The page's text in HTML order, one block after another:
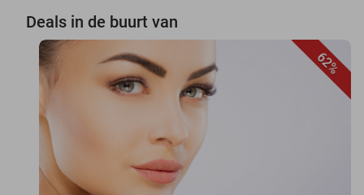
Deals in de buurt van
62%